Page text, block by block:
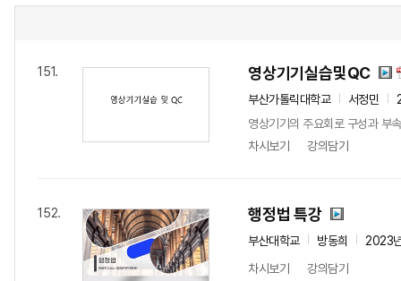
151. 영상기기실습및QC
부산가톨릭대학교 서정민
영상기기의 주요회로 구성과 부
차시보기
강의담기
152. 행정법 특강
부산대학교 방동희
2023
차시보기
강의담기